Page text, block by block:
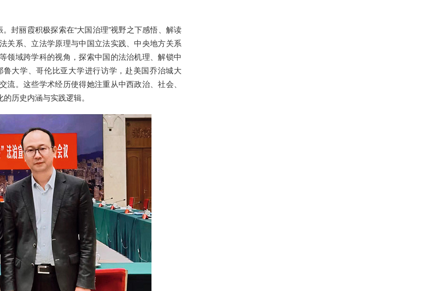
封丽霞积极探索在“大国治理”视野之下感悟、解读
关系、立法学原理与中国立法实践、中央地方关系
领域跨学科的视角，探索中国的法治机理、解锁中
大学、哥伦比亚大学进行访学，赴美国乔治城大
。这些学术经历使得她注重从中西政治、社会、
历史内涵与实践逻辑。